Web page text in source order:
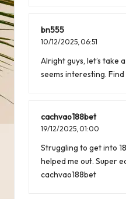
bn555
10/12/2025,06:51
Alright guys, let’s take
seems interesting.
cachvao188bet
19/12/2025, 01:00
Struggling to get into
helped me out. Super
cachvao188bet